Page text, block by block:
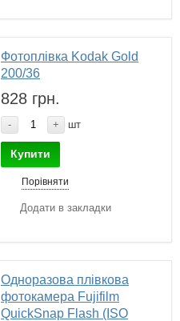
Фотоплівка Kodak Gold
200/36
828 грн.
- + шт
Купити
Порівняти
Додати в закладки
Одноразова плівкова
фотокамера Fujifilm
QuickSnap Flash (ISO